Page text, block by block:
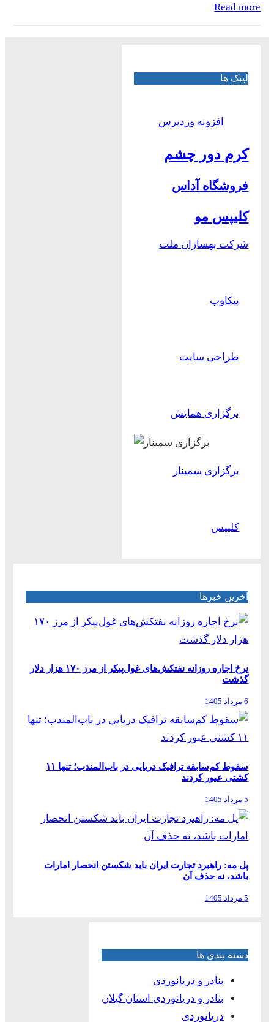
Read more
لینک ها
افزونه وردپرس
کرم دور چشم
فروشگاه آداس
کلیپس مو
شرکت بهسازان ملت
پیکاوب
طراحی سایت
برگزاری همایش
برگزاری سمینار
کلیپس
آخرین خبرها
نرخ اجاره روزانه نفتکش‌های غول‌پیکر از مرز ۱۷۰ هزار دلار
گذشت
6 مرداد 1405
سقوط کم‌سابقه ترافیک دریایی در باب‌المندب؛ تنها ۱۱
کشتی عبور کردند
5 مرداد 1405
پل مه: راهبرد تجارت ایران باید شکستن انحصار امارات
باشد، نه حذف آن
5 مرداد 1405
دسته بندی ها
بنادر و دریانوردی
بنادر و دریانوردی استان گیلان
دریانوردی